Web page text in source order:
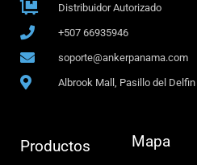
Distribuidor Autorizado
+507 66935946
soporte@ankerpanama.com
Albrook Mall, Pasillo del
Productos Mapa